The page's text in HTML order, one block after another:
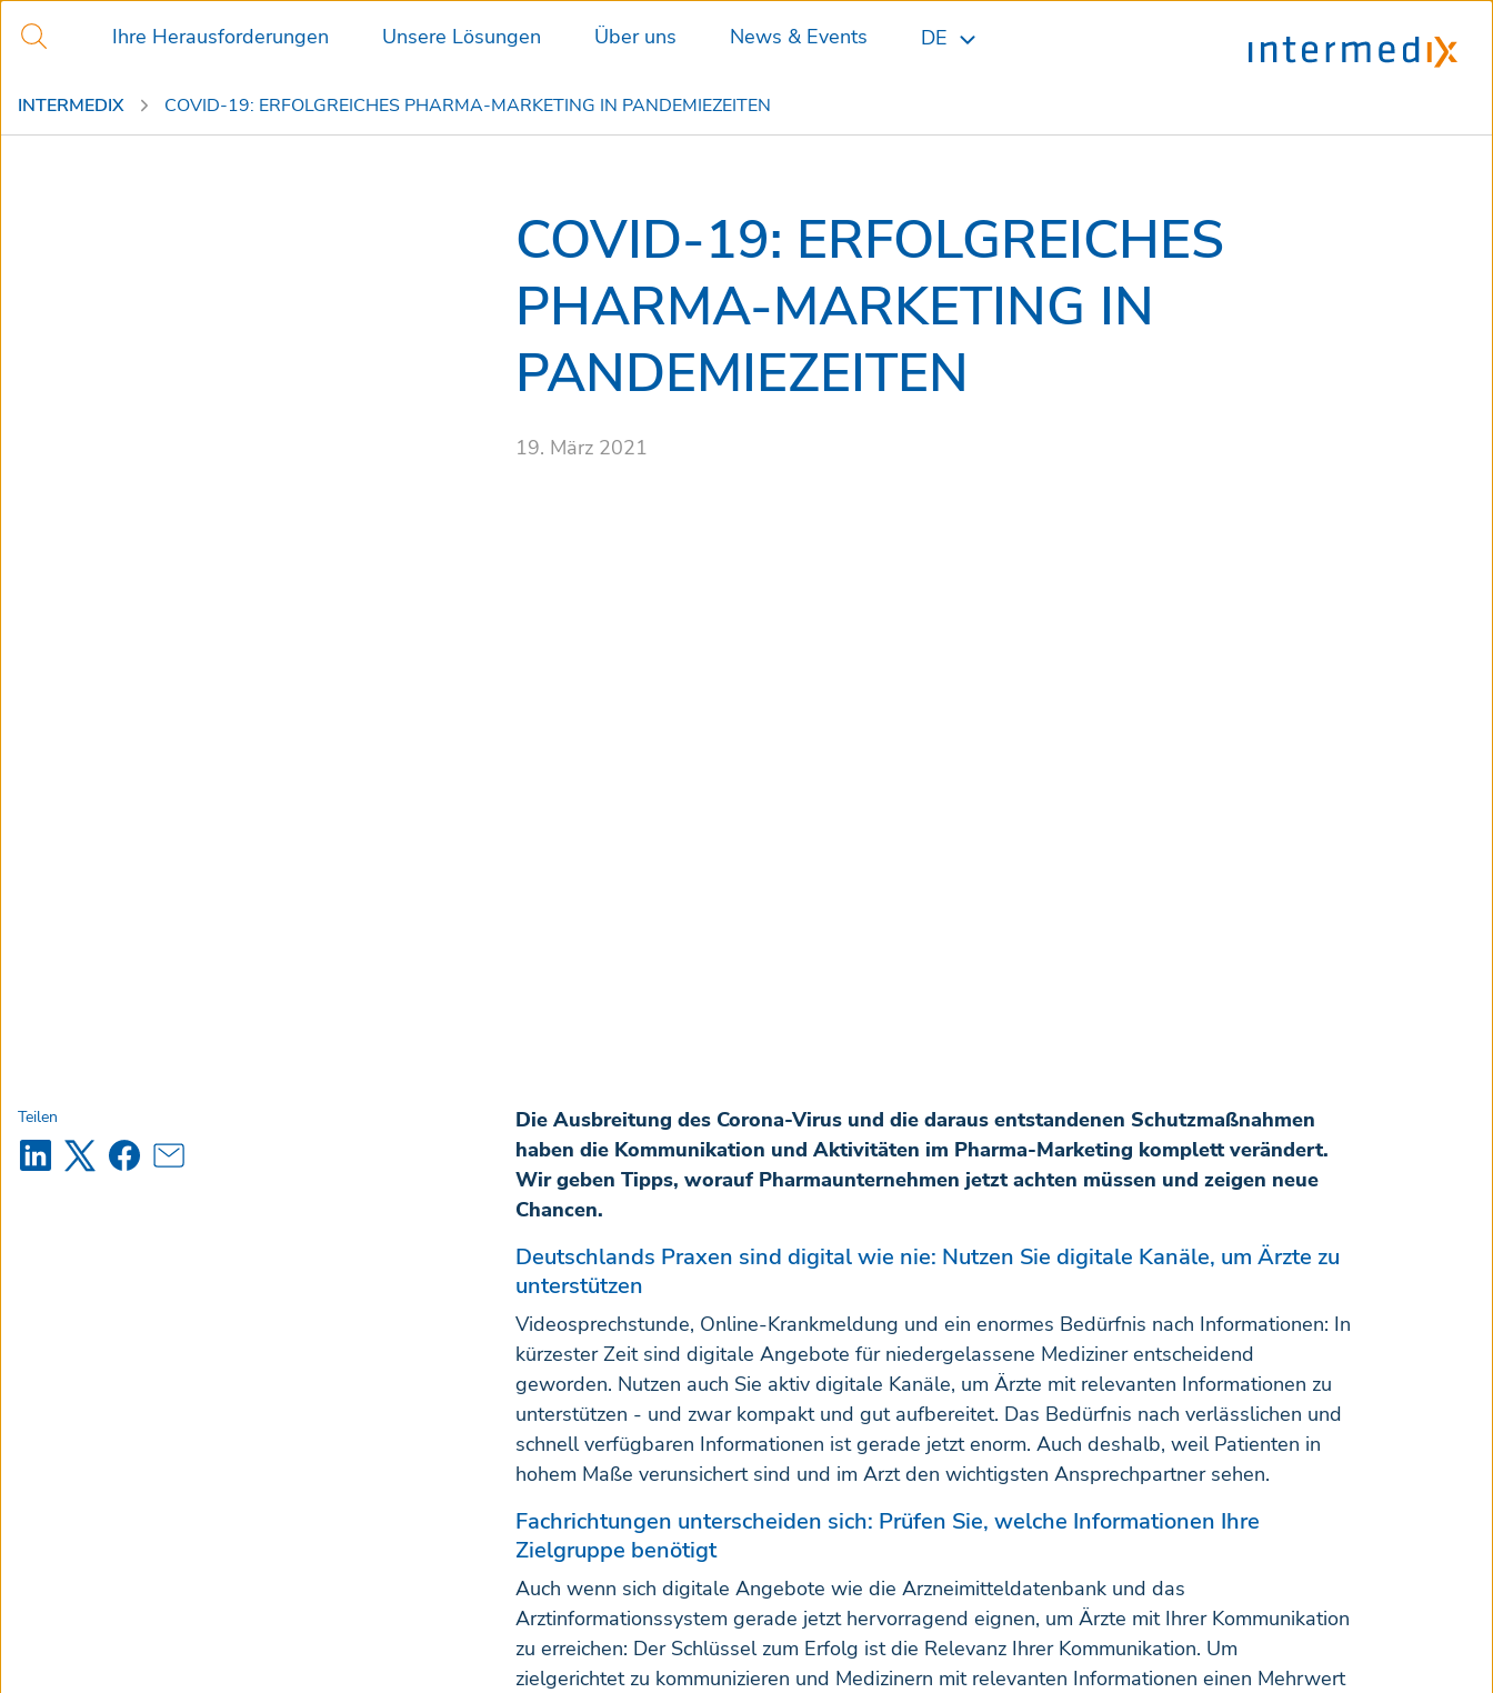
DE
Ihre Herausforderungen Unsere Lösungen Über uns News & Events
INTERMEDIX COVID-19: ERFOLGREICHES PHARMA-MARKETING IN PANDEMIEZEITEN
COVID-19: ERFOLGREICHES
PHARMA-MARKETING IN
PANDEMIEZEITEN
19. März 2021
Teilen
Die Ausbreitung des Corona-Virus und die daraus entstandenen Schutzmaßnahmen
haben die Kommunikation und Aktivitäten im Pharma-Marketing komplett verändert.
Wir geben Tipps, worauf Pharmaunternehmen jetzt achten müssen und zeigen neue
Chancen.
Deutschlands Praxen sind digital wie nie: Nutzen Sie digitale Kanäle, um Ärzte zu
unterstützen
Videosprechstunde, Online-Krankmeldung und ein enormes Bedürfnis nach Informationen: In
kürzester Zeit sind digitale Angebote für niedergelassene Mediziner entscheidend
geworden. Nutzen auch Sie aktiv digitale Kanäle, um Ärzte mit relevanten Informationen zu
unterstützen - und zwar kompakt und gut aufbereitet. Das Bedürfnis nach verlässlichen und
schnell verfügbaren Informationen ist gerade jetzt enorm. Auch deshalb, weil Patienten in
hohem Maße verunsichert sind und im Arzt den wichtigsten Ansprechpartner sehen.
Fachrichtungen unterscheiden sich: Prüfen Sie, welche Informationen Ihre
Zielgruppe benötigt
Auch wenn sich digitale Angebote wie die Arzneimitteldatenbank und das
Arztinformationssystem gerade jetzt hervorragend eignen, um Ärzte mit Ihrer Kommunikation
zu erreichen: Der Schlüssel zum Erfolg ist die Relevanz Ihrer Kommunikation. Um
zielgerichtet zu kommunizieren und Medizinern mit relevanten Informationen einen Mehrwert